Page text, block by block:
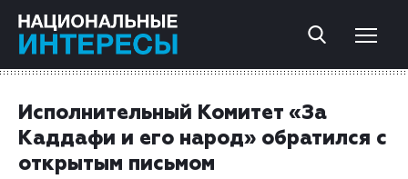
Исполнительный Комитет «За
Каддафи и его народ» обратился с
открытым письмом